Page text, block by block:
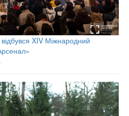
XIV Міжнародний